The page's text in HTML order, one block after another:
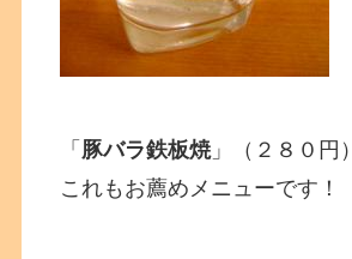
「 豚バラ鉄板焼」（２８０円）
これもお薦めメニューです！